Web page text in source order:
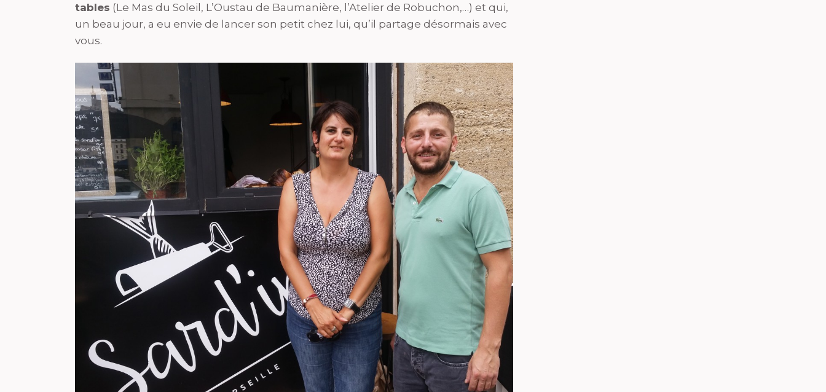
tables (Le Mas du Soleil, L’Oustau de Baumanière, l’Atelier de Robuchon,…) et qui,
un beau jour, a eu envie de lancer son petit chez lui, qu’il partage désormais avec
vous.